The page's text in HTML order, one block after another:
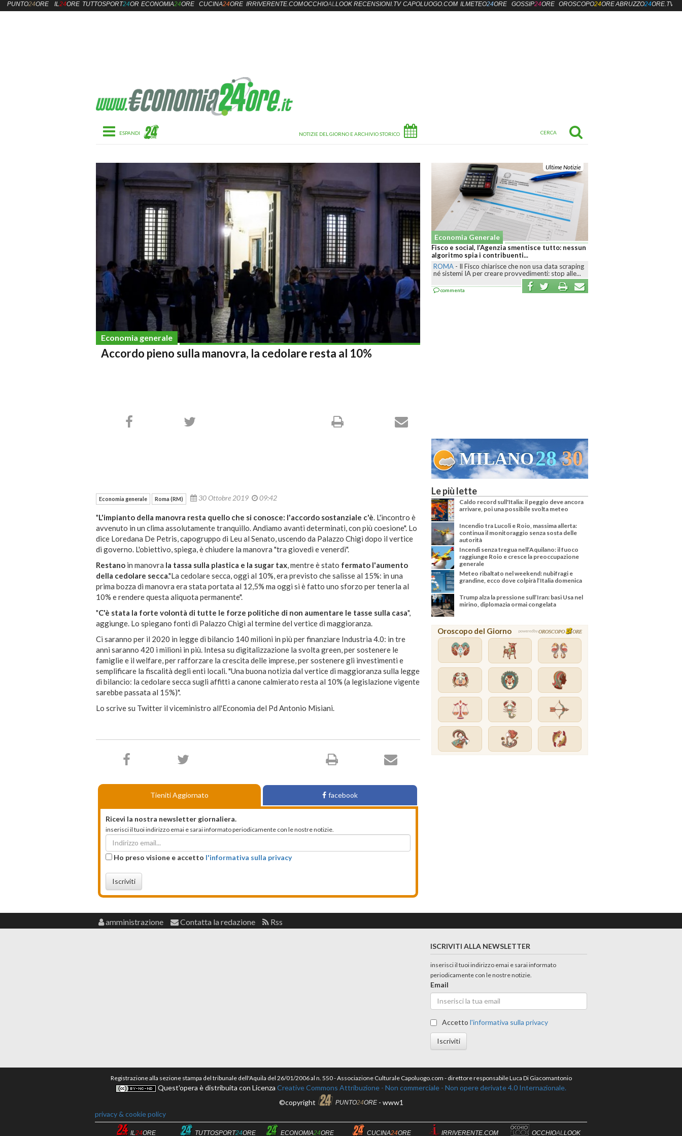
Toggle navigation
Economia generale
Accordo pieno sulla manovra, la cedolare resta al 10%
Ultime Notizie
Economia Generale
Fisco e social, l’Agenzia smentisce tutto: nessun
algoritmo spia i contribuenti...
ROMA - Il Fisco chiarisce che non usa data scraping
né sistemi IA per creare provvedimenti: stop alle...
commenta
MILANO28 30
Economia generale Roma (RM) 30 Ottobre 2019 09:42
"L'impianto della manovra resta quello che si conosce: l'accordo sostanziale c'è. L'incontro è
avvenuto in un clima assolutamente tranquillo. Andiamo avanti determinati, con più coesione". Lo
dice Loredana De Petris, capogruppo di Leu al Senato, uscendo da Palazzo Chigi dopo il vertice
di governo. L'obiettivo, spiega, è chiudere la manovra "tra giovedì e venerdì".
Restano in manovra la tassa sulla plastica e la sugar tax, mentre è stato fermato l'aumento
della cedolare secca."La cedolare secca, oggi al 10%, era previsto che salisse al 15%: in una
prima bozza di manovra era stata portata al 12,5% ma oggi si è fatto uno sforzo per tenerla al
10% e rendere questa aliquota permanente".
"C'è stata la forte volontà di tutte le forze politiche di non aumentare le tasse sulla casa",
aggiunge. Lo spiegano fonti di Palazzo Chigi al termine del vertice di maggioranza.
Ci saranno per il 2020 in legge di bilancio 140 milioni in più per finanziare Industria 4.0: in tre
anni saranno 420 i milioni in più. Intesa su digitalizzazione la svolta green, per sostenere le
famiglie e il welfare, per rafforzare la crescita delle imprese, per sostenere gli investimenti e
semplificare la fiscalità degli enti locali. "Una buona notizia dal vertice di maggioranza sulla legge
di bilancio: la cedolare secca sugli affitti a canone calmierato resta al 10% (a legislazione vigente
sarebbe passata al 15%)".
Lo scrive su Twitter il viceministro all'Economia del Pd Antonio Misiani.
Tieniti Aggiornato facebook
Ricevi la nostra newsletter giornaliera.
inserisci il tuoi indirizzo emai e sarai informato periodicamente con le nostre notizie.
Ho preso visione e accetto l'informativa sulla privacy
Iscriviti
Le più lette
Caldo record sull'Italia: il peggio deve ancora
arrivare, poi una possibile svolta meteo
Incendio tra Lucoli e Roio, massima allerta:
continua il monitoraggio senza sosta delle
autorità
Incendi senza tregua nell’Aquilano: il fuoco
raggiunge Roio e cresce la preoccupazione
generale
Meteo ribaltato nel weekend: nubifragi e
grandine, ecco dove colpirà l’Italia domenica
Trump alza la pressione sull’Iran: basi Usa nel
mirino, diplomazia ormai congelata
Oroscopo del Giorno powered byOROSCOPO ORE
PUNTO24ORE IL24ORE TUTTOSPORT24OREECONOMIA24ORE CUCINA24ORE IRRIVERENTE.COMOCCHIOALLOOK RECENSIONI.TV CAPOLUOGO.COM ILMETEO24ORE GOSSIP24ORE OROSCOPO24OREABRUZZO24ORE.TV
amministrazione Contatta la redazione Rss
ISCRIVITI ALLA NEWSLETTER
inserisci il tuoi indirizzo emai e sarai informato
periodicamente con le nostre notizie.
Email
Accettol'informativa sulla privacy
Iscriviti
Registrazione alla sezione stampa del tribunale dell'Aquila del 26/01/2006 al n. 550 - Associazione Culturale Capoluogo.com - direttore responsabile Luca Di Giacomantonio
Quest'opera è distribuita con Licenza Creative Commons Attribuzione - Non commerciale - Non opere derivate 4.0 Internazionale.
©copyright
PUNTO24ORE- www1
privacy & cookie policy
IL24ORE TUTTOSPORT24ORE ECONOMIA24ORE CUCINA24ORE IRRIVERENTE.COM OCCHIOALLOOK